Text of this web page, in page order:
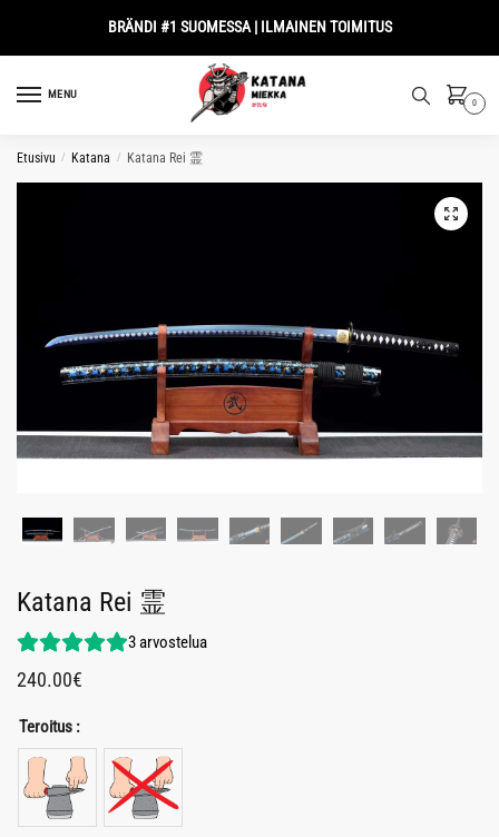
BRÄNDI #1 SUOMESSA | ILMAINEN TOIMITUS
MENU
0
Etusivu / Katana / Katana Rei 霊
Katana Rei 霊
3arvostelua
240.00€
Teroitus :